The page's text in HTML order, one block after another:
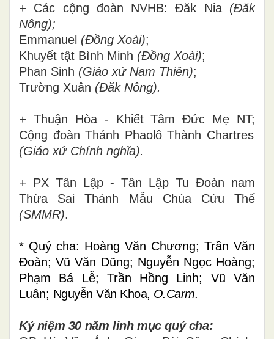
+ Các cộng đoàn NVHB: Đăk Nia (Đăk
Nông);
Emmanuel (Đồng Xoài);
Khuyết tật Bình Minh (Đồng Xoài);
Phan Sinh (Giáo xứ Nam Thiên);
Trường Xuân (Đăk Nông).
+ Thuận Hòa - Khiết Tâm Đức Mẹ NT;
Cộng đoàn Thánh Phaolô Thành Chartres
(Giáo xứ Chính nghĩa).
+ PX Tân Lập - Tân Lập Tu Đoàn nam
Thừa Sai Thánh Mẫu Chúa Cứu Thế
(SMMR).
* Quý cha: Hoàng Văn Chương; Trần Văn
Đoàn; Vũ Văn Dũng; Nguyễn Ngọc Hoàng;
Phạm Bá Lễ; Trần Hồng Linh; Vũ Văn
Luân; Nguyễn Văn Khoa, O.Carm.
Kỷ niệm 30 năm linh mục quý cha: